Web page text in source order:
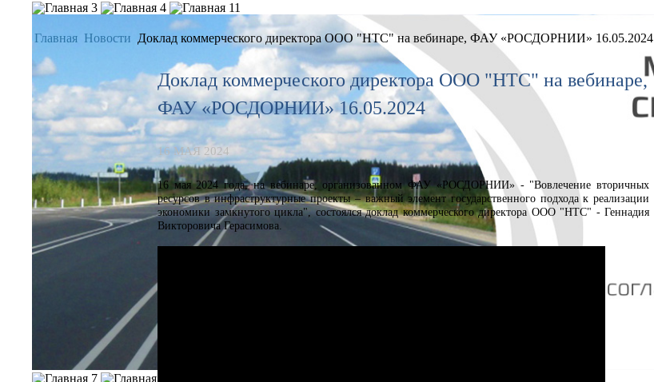
Главная Новости Доклад коммерческого директора ООО "НТС" на вебинаре, ФАУ «РОСДОРНИИ» 16.05.2024
Доклад коммерческого директора ООО "НТС" на вебинаре,
ФАУ «РОСДОРНИИ» 16.05.2024
16 МАЯ 2024
16 мая 2024 года, на вебинаре, организованном ФАУ «РОСДОРНИИ» - "Вовлечение вторичных
ресурсов в инфраструктурные проекты – важный элемент государственного подхода к реализации
экономики замкнутого цикла", состоялся доклад коммерческого директора ООО "НТС" - Геннадия
Викторовича Герасимова.